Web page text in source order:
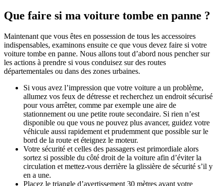
Que faire si ma voiture tombe en panne ?
Maintenant que vous êtes en possession de tous les accessoires
indispensables, examinons ensuite ce que vous devez faire si votre
voiture tombe en panne. Nous allons tout d’abord nous pencher sur
les actions à prendre si vous conduisez sur des routes
départementales ou dans des zones urbaines.
Si vous avez l’impression que votre voiture a un problème,
allumez vos feux de détresse et recherchez un endroit sécurisé
pour vous arrêter, comme par exemple une aire de
stationnement ou une petite route secondaire. Si rien n’est
disponible ou que vous ne pouvez plus avancer, guidez votre
véhicule aussi rapidement et prudemment que possible sur le
bord de la route et éteignez le moteur.
Votre sécurité et celles des passagers est primordiale alors
sortez si possible du côté droit de la voiture afin d’éviter la
circulation et mettez-vous derrière la glissière de sécurité s’il y
en a une.
Placez le triangle d’avertissement 30 mètres avant votre